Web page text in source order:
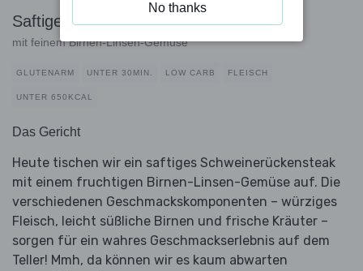
Saftiges Schweinerückensteak
mit feinem Birnen-Linsen-Gemüse
GLUTENARM UNTER 30MIN. LOW CARB FLEISCH
UNTER 650KCAL
Das Gericht
Heute tischen wir ein saftiges Schweinerückensteak
mit einem fruchtigen Birnen-Linsen-Gemüse auf. Die
verschiedenen Geschmackskomponenten – würziges
Fleisch, leicht süßliche Birnen und frische Kräuter –
sorgen für ein wahres Geschmackserlebnis auf dem
Teller! Mmh, da können wir es kaum abwarten
No thanks